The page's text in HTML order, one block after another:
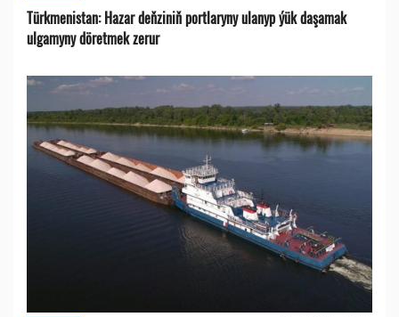
Türkmenistan: Hazar deňziniň portlaryny ulanyp ýük daşamak
ulgamyny döretmek zerur